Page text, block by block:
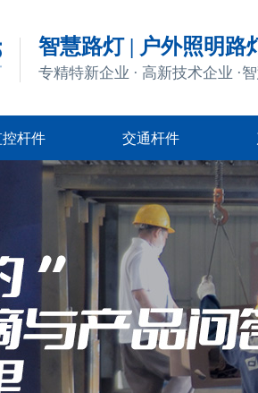
智慧路灯 | 户外照明路
专精特新企业 · 高新技术企业 ·
控杆件 交通杆件